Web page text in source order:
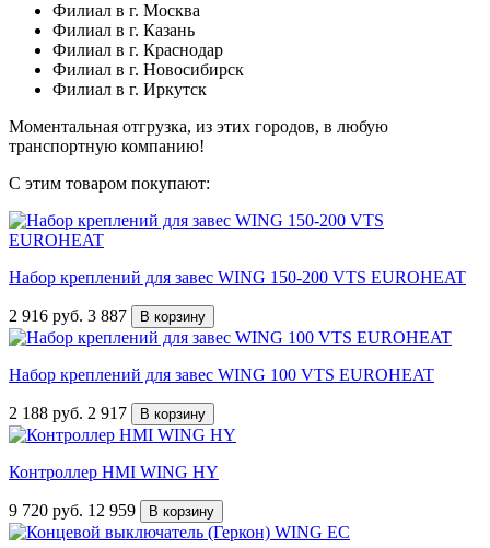
Филиал в г. Москва
Филиал в г. Казань
Филиал в г. Краснодар
Филиал в г. Новосибирск
Филиал в г. Иркутск
Моментальная отгрузка, из этих городов, в любую
транспортную компанию!
С этим товаром покупают:
Набор креплений для завес WING 150-200 VTS EUROHEAT
2 916 руб. 3 887 В корзину
Набор креплений для завес WING 100 VTS EUROHEAT
2 188 руб. 2 917 В корзину
Контроллер HMI WING HY
9 720 руб. 12 959 В корзину